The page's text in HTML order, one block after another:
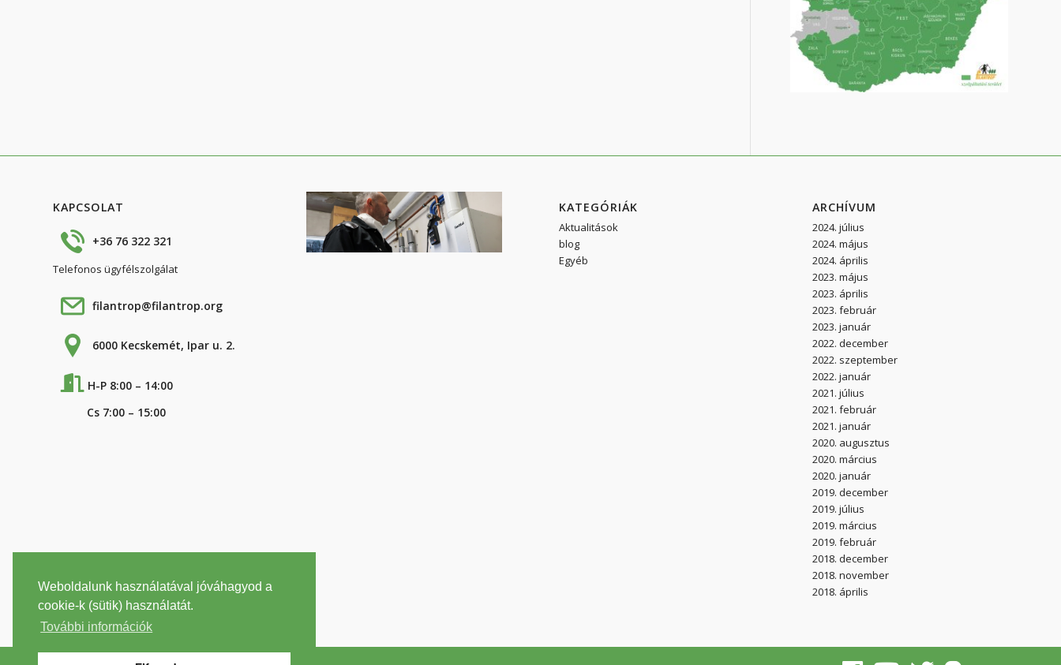
Weboldalunk használatával jóváhagyod a
cookie-k (sütik) használatát.
További információk
KAPCSOLAT
+36 76 322 321
Telefonos ügyfélszolgálat
filantrop@filantrop.org
6000 Kecskemét, Ipar u. 2.
H-P 8:00 – 14:00
Cs 7:00 – 15:00
KATEGÓRIÁK
Aktualitások
blog
Egyéb
ARCHÍVUM
2024. július
2024. május
2024. április
2023. május
2023. április
2023. február
2023. január
2022. december
2022. szeptember
2022. január
2021. július
2021. február
2021. január
2020. augusztus
2020. március
2020. január
2019. december
2019. július
2019. március
2019. február
2018. december
2018. november
2018. április